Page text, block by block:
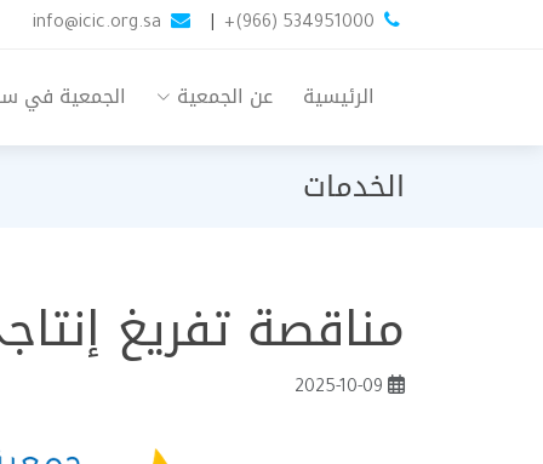
+(966) 534951000
info@icic.org.sa
الرئيسية عن الجمعية الجمعية في
الخدمات
مناقصة تفريغ